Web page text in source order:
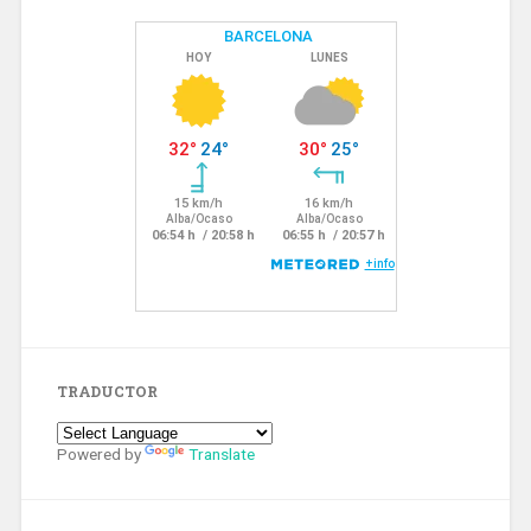
TRADUCTOR
Powered by Translate